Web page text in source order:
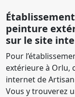
peinture
sur le site
Pour
extérieure à Orlu,
internet de
Vous y trouverez